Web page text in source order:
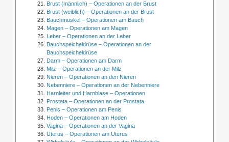
Brust (männlich) – Operationen an der Brust
Brust (weiblich) – Operationen an der Brust
Bauchmuskel – Operationen am Bauch
Magen – Operationen am Magen
Leber – Operationen an der Leber
Bauchspeicheldrüse – Operationen an der
Bauchspeicheldrüse
Darm – Operationen am Darm
Milz – Operationen an der Milz
Nieren – Operationen an den Nieren
Nebenniere – Operationen an der Nebenniere
Harnleiter und Harnblase – Operationen
Prostata – Operationen an der Prostata
Penis – Operationen am Penis
Hoden – Operationen am Hoden
Vagina – Operationen an der Vagina
Uterus – Operationen am Uterus